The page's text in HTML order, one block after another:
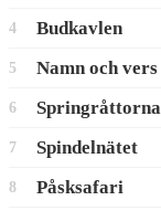
4 Budkavlen
5 Namn och vers
6 Springråttorna
7 Spindelnätet
8 Påsksafari